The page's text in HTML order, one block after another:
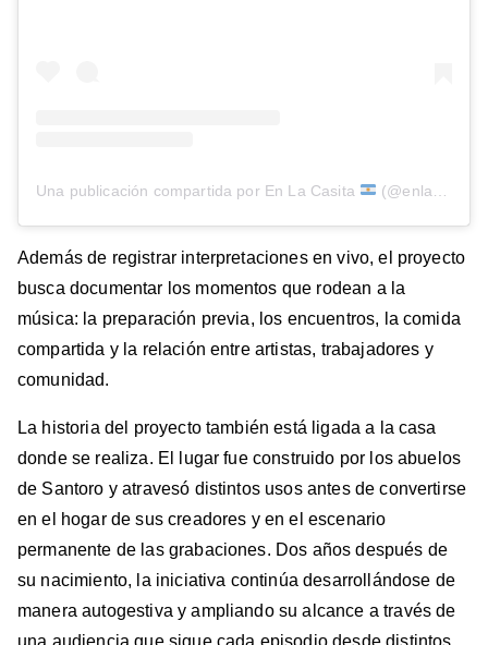
Una publicación compartida por En La Casita (@enlacasitaa)
Además de registrar interpretaciones en vivo, el proyecto
busca documentar los momentos que rodean a la
música: la preparación previa, los encuentros, la comida
compartida y la relación entre artistas, trabajadores y
comunidad.
La historia del proyecto también está ligada a la casa
donde se realiza. El lugar fue construido por los abuelos
de Santoro y atravesó distintos usos antes de convertirse
en el hogar de sus creadores y en el escenario
permanente de las grabaciones. Dos años después de
su nacimiento, la iniciativa continúa desarrollándose de
manera autogestiva y ampliando su alcance a través de
una audiencia que sigue cada episodio desde distintos